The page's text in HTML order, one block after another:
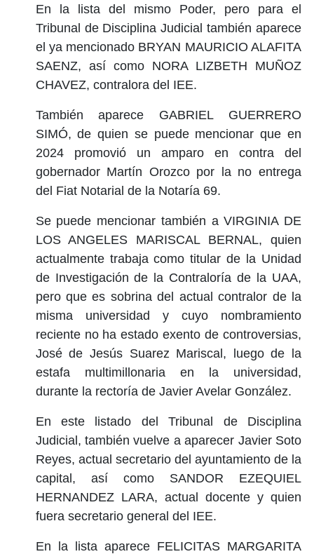
En la lista del mismo Poder, pero para el
Tribunal de Disciplina Judicial también aparece
el ya mencionado BRYAN MAURICIO ALAFITA
SAENZ, así como NORA LIZBETH MUÑOZ
CHAVEZ, contralora del IEE.
También aparece GABRIEL GUERRERO
SIMÓ, de quien se puede mencionar que en
2024 promovió un amparo en contra del
gobernador Martín Orozco por la no entrega
del Fiat Notarial de la Notaría 69.
Se puede mencionar también a VIRGINIA DE
LOS ANGELES MARISCAL BERNAL, quien
actualmente trabaja como titular de la Unidad
de Investigación de la Contraloría de la UAA,
pero que es sobrina del actual contralor de la
misma universidad y cuyo nombramiento
reciente no ha estado exento de controversias,
José de Jesús Suarez Mariscal, luego de la
estafa multimillonaria en la universidad,
durante la rectoría de Javier Avelar González.
En este listado del Tribunal de Disciplina
Judicial, también vuelve a aparecer Javier Soto
Reyes, actual secretario del ayuntamiento de la
capital, así como SANDOR EZEQUIEL
HERNANDEZ LARA, actual docente y quien
fuera secretario general del IEE.
En la lista aparece FELICITAS MARGARITA